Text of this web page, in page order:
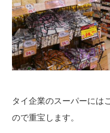
タイ企業のスーパーには
ので重宝します。